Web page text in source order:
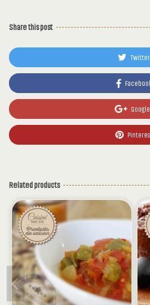
Share this post
Twitter
Related products